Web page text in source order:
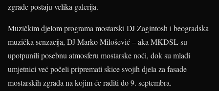
zgrade postaju velika galerija.
Muzičkim djelom programa mostarski DJ Zagintosh i beogradska
muzička senzacija, DJ Marko Milošević – aka MKDSL su
upotpunili posebnu atmosferu mostarske noći, dok su mladi
umjetnici već počeli pripremati skice svojih djela za fasade
mostarskih zgrada na kojim će raditi do 9. septembra.